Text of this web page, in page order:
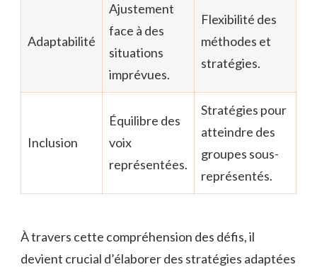
Adaptabilité
Ajustement
face à des
situations
imprévues.
Flexibilité des
méthodes et
stratégies.
Inclusion
Équilibre des
voix
représentées.
Stratégies pour
atteindre des
groupes sous-
représentés.
À travers cette compréhension des défis, il
devient crucial d’élaborer des stratégies adaptées